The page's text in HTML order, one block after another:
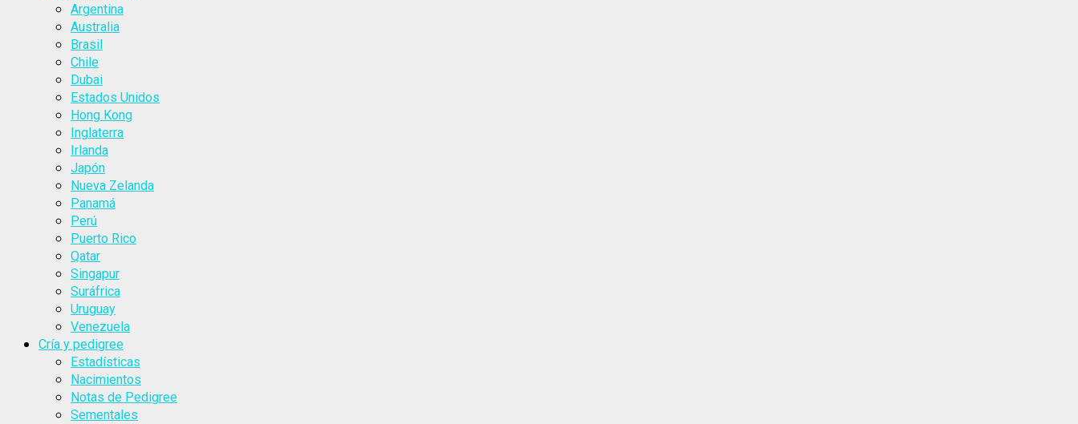
Argentina
Australia
Brasil
Chile
Dubai
Estados Unidos
Hong Kong
Inglaterra
Irlanda
Japón
Nueva Zelanda
Panamá
Perú
Puerto Rico
Qatar
Singapur
Suráfrica
Uruguay
Venezuela
Cría y pedigree
Estadísticas
Nacimientos
Notas de Pedigree
Sementales